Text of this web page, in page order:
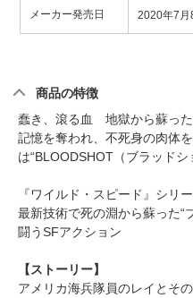
メーカー発売日 2020年7月
商品の特徴
蠢き、滾る血 地獄から蘇っ
記憶を奪われ、不死身の肉体
は“BLOODSHOT（ブラッドシ
『ワイルド・スピード』シリ
最新技術で死の淵から蘇った“
闘うSFアクション
【ストーリー】
アメリカ海兵隊員のレイとそ